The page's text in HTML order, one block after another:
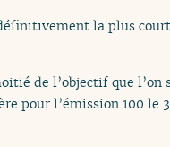
la plus
de l’objectif que l’on
l’émission 100 le